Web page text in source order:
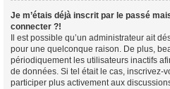
Je m’étais déjà inscrit par le passé
connecter ?!
Il est possible qu’un administrateur ait
pour une quelconque raison. De plus,
périodiquement les utilisateurs inactifs
de données. Si tel était le cas, inscrivez-
participer plus activement aux